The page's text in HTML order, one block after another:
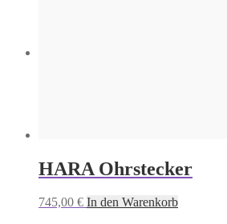
HARA Ohrstecker
745,00 € In den Warenkorb
Capri Choker